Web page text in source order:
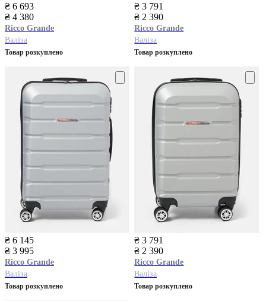
₴ 6 693
₴ 4 380
Ricco Grande
Валіза
Товар розкуплено
₴ 3 791
₴ 2 390
Ricco Grande
Валіза
Товар розкуплено
₴ 6 145
₴ 3 995
Ricco Grande
Валіза
Товар розкуплено
₴ 3 791
₴ 2 390
Ricco Grande
Валіза
Товар розкуплено